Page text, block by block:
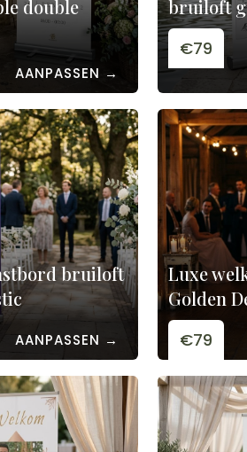
double
AANPASSEN →
bruiloft
€79
bruiloft
AANPASSEN →
Luxe
Golden
€79